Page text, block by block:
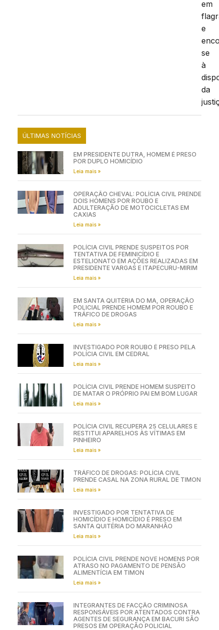
em
e
se
à
da
ÚLTIMAS NOTÍCIAS
EM PRESIDENTE DUTRA, HOMEM É PRESO
POR DUPLO HOMICÍDIO
Leia mais »
OPERAÇÃO CHEVAL: POLÍCIA CIVIL PRENDE
DOIS HOMENS POR ROUBO E
ADULTERAÇÃO DE MOTOCICLETAS EM
CAXIAS
Leia mais »
POLÍCIA CIVIL PRENDE SUSPEITOS POR
TENTATIVA DE FEMINICÍDIO E
ESTELIONATO EM AÇÕES REALIZADAS EM
PRESIDENTE VARGAS E ITAPECURU-MIRIM
Leia mais »
EM SANTA QUITÉRIA DO MA, OPERAÇÃO
POLICIAL PRENDE HOMEM POR ROUBO E
TRÁFICO DE DROGAS
Leia mais »
INVESTIGADO POR ROUBO É PRESO PELA
POLÍCIA CIVIL EM CEDRAL
Leia mais »
POLÍCIA CIVIL PRENDE HOMEM SUSPEITO
DE MATAR O PRÓPRIO PAI EM BOM LUGAR
Leia mais »
POLÍCIA CIVIL RECUPERA 25 CELULARES E
RESTITUI APARELHOS ÀS VÍTIMAS EM
PINHEIRO
Leia mais »
TRÁFICO DE DROGAS: POLÍCIA CIVIL
PRENDE CASAL NA ZONA RURAL DE TIMON
Leia mais »
INVESTIGADO POR TENTATIVA DE
HOMICÍDIO E HOMICÍDIO É PRESO EM
SANTA QUITÉRIA DO MARANHÃO
Leia mais »
POLÍCIA CIVIL PRENDE NOVE HOMENS POR
ATRASO NO PAGAMENTO DE PENSÃO
ALIMENTÍCIA EM TIMON
Leia mais »
INTEGRANTES DE FACÇÃO CRIMINOSA
RESPONSÁVEIS POR ATENTADOS CONTRA
AGENTES DE SEGURANÇA EM BACURI SÃO
PRESOS EM OPERAÇÃO POLICIAL